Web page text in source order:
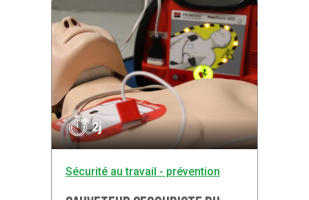
2j
Sécurité au travail - prévention